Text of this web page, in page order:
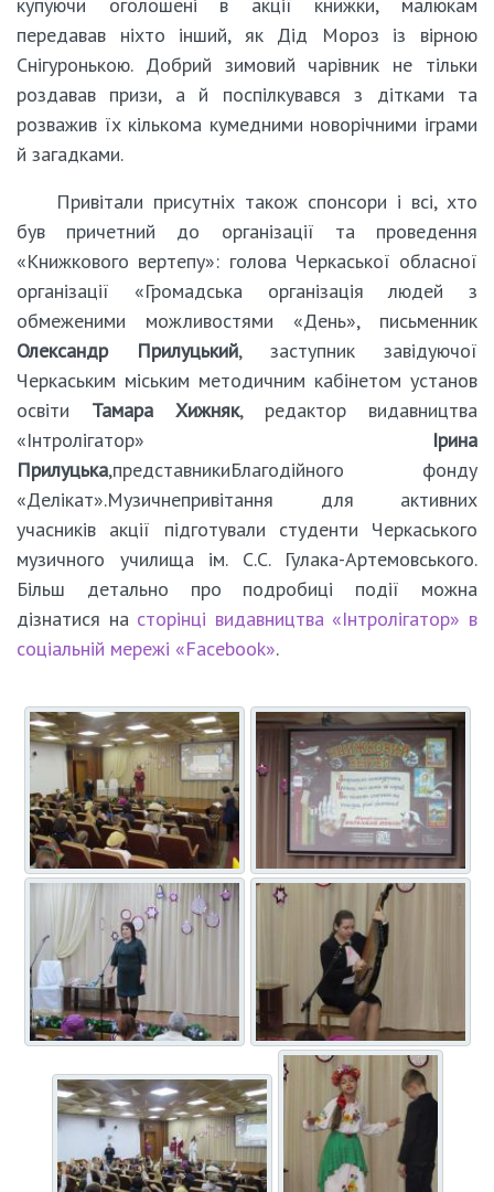
передавав ніхто інший, як Дід Мороз із вірною
Снігуронькою. Добрий зимовий чарівник не тільки
роздавав призи, а й поспілкувався з дітками та
розважив їх кількома кумедними новорічними іграми
й загадками.
Привітали присутніх також спонсори і всі, хто
був причетний до організації та проведення
«Книжкового вертепу»: голова Черкаської обласної
організації «Громадська організація людей з
обмеженими можливостями «День», письменник
Олександр Прилуцький, заступник завідуючої
Черкаським міським методичним кабінетом установ
освіти Тамара Хижняк, редактор видавництва
«Інтролігатор» Ірина
Прилуцька,представникиБлагодійного фонду
«Делікат».Музичнепривітання для активних
учасників акції підготували студенти Черкаського
музичного училища ім. С.С. Гулака-Артемовського.
Більш детально про подробиці події можна
дізнатися на сторінці видавництва «Інтролігатор» в
соціальній мережі «Facebook».